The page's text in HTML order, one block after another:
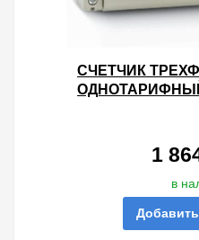
СЧЕТЧИК
ОДНОТАРИФНЫЙ
1
в